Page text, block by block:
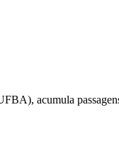
acumula